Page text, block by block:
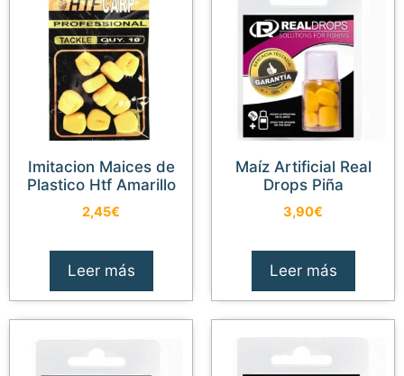
Imitacion Maices de
Plastico Htf Amarillo
2,45€
Leer más
Maíz Artificial Real
Drops Piña
3,90€
Leer más